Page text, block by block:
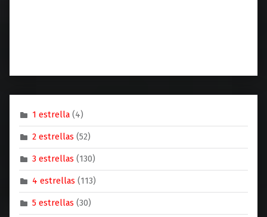
1 estrella (4)
2 estrellas (52)
3 estrellas (130)
4 estrellas (113)
5 estrellas (30)